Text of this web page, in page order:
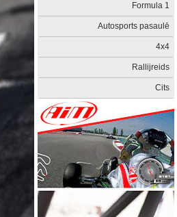
Formula 1
Autosports pasaulē
4x4
Rallijreids
Cits